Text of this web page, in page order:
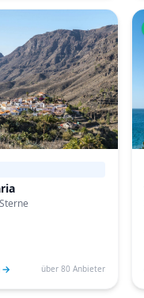
→ über 80 Anbieter